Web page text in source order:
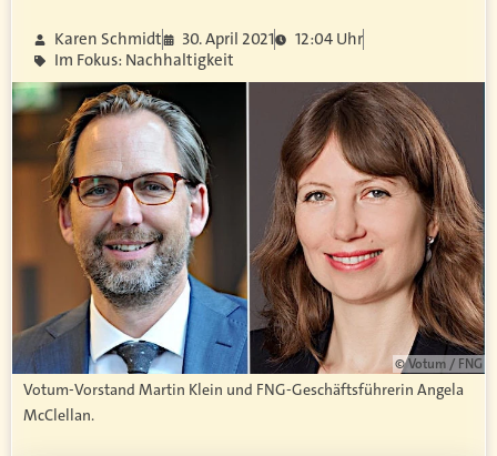
Karen Schmidt 30. April 2021
12:04 Uhr
Im Fokus: Nachhaltigkeit
© Votum / FNG
Votum-Vorstand Martin Klein und FNG-Geschäftsführerin Angela
McClellan.